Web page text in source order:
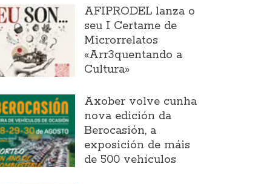
AFIPRODEL lanza o
seu I Certame de
Microrrelatos
«Arr3quentando a
Cultura»
Axober volve cunha
nova edición da
Berocasión, a
exposición de máis
de 500 vehículos